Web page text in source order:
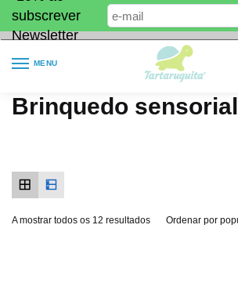
subscrever
Newsletter
MENU
Brinquedo sensorial
A mostrar todos os 12 resultados